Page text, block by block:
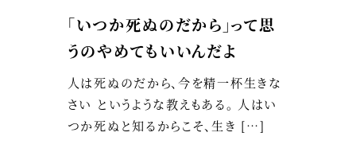
「いつか死ぬのだから」って思
うのやめてもいいんだよ
人は死ぬのだから、今を精一杯生きな
さい というような教えもある。 人はい
つか死ぬと知るからこそ、生き […]